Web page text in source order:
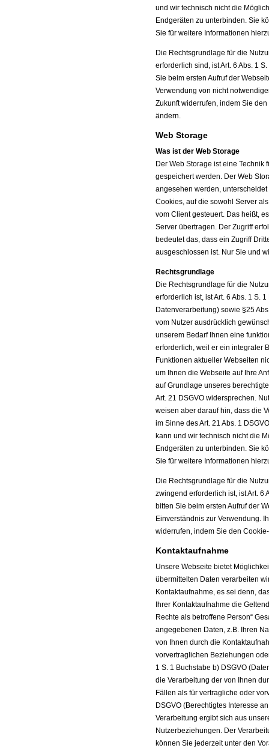
und wir technisch nicht die
Endgeräten zu unterbinden. Sie
Sie für weitere Informationen
Die Rechtsgrundlage für die
erforderlich sind, ist Art. 6 Abs. 1
Sie beim ersten Aufruf der
Verwendung von nicht
Zukunft widerrufen, indem Sie
ändern.
Web Storage
Was ist der Web Storage
Der Web Storage ist eine
gespeichert werden. Der Web
angesehen werden,
Cookies, auf die sowohl Server
vom Client gesteuert. Das heißt,
Server übertragen. Der Zugriff
bedeutet das, dass ein Zugriff
ausgeschlossen ist. Nur Sie und
Rechtsgrundlage
Die Rechtsgrundlage für die
erforderlich ist, ist Art. 6 Abs. 1 S.
Datenverarbeitung) sowie §25
vom Nutzer ausdrücklich
unserem Bedarf Ihnen eine
erforderlich, weil er ein integraler
Funktionen aktueller Webseiten
um Ihnen die Webseite auf Ihre
auf Grundlage unseres
Art. 21 DSGVO widersprechen.
weisen aber darauf hin, dass die
im Sinne des Art. 21 Abs. 1
kann und wir technisch nicht die
Endgeräten zu unterbinden. Sie
Sie für weitere Informationen
Die Rechtsgrundlage für die
zwingend erforderlich ist, ist Art. 6
bitten Sie beim ersten Aufruf der
Einverständnis zur Verwendung.
widerrufen, indem Sie den
Kontaktaufnahme
Unsere Webseite bietet
übermittelten Daten verarbeiten
Kontaktaufnahme, es sei denn,
Ihrer Kontaktaufnahme die
Rechte als betroffene Person“
angegebenen Daten, z.B. Ihren
von Ihnen durch die
vorvertraglichen Beziehungen
1 S. 1 Buchstabe b) DSGVO
die Verarbeitung der von Ihnen
Fällen als für vertragliche oder
DSGVO (Berechtigtes Interesse
Verarbeitung ergibt sich aus
Nutzerbeziehungen. Der
können Sie jederzeit unter den